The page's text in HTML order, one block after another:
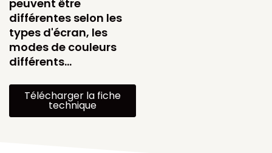
peuvent être
différentes selon les
types d'écran, les
modes de couleurs
différents…
Télécharger la fiche
technique